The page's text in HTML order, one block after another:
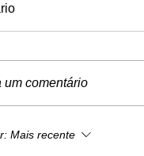
um comentário
Mais recente